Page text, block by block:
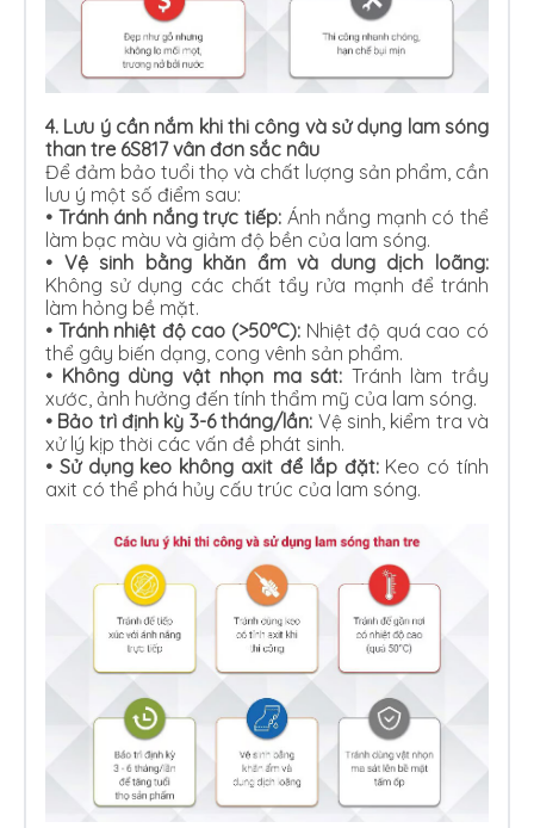
4. Lưu ý cần nắm khi thi công và sử dụng lam sóng
than tre 6S817 vân đơn sắc nâu
Để đảm bảo tuổi thọ và chất lượng sản phẩm, cần
lưu ý một số điểm sau:
• Tránh ánh nắng trực tiếp: Ánh nắng mạnh có thể
làm bạc màu và giảm độ bền của lam sóng.
• Vệ sinh bằng khăn ẩm và dung dịch loãng:
Không sử dụng các chất tẩy rửa mạnh để tránh
làm hỏng bề mặt.
• Tránh nhiệt độ cao (>50°C): Nhiệt độ quá cao có
thể gây biến dạng, cong vênh sản phẩm.
• Không dùng vật nhọn ma sát: Tránh làm trầy
xước, ảnh hưởng đến tính thẩm mỹ của lam sóng.
• Bảo trì định kỳ 3-6 tháng/lần: Vệ sinh, kiểm tra và
xử lý kịp thời các vấn đề phát sinh.
• Sử dụng keo không axit để lắp đặt:Keo có tính
axit có thể phá hủy cấu trúc của lam sóng.